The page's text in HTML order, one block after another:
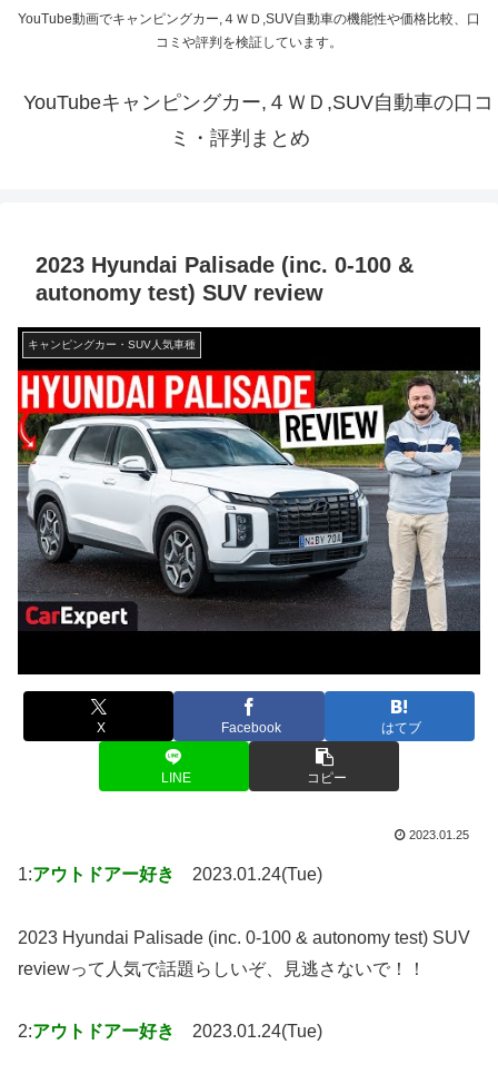
YouTube動画でキャンピングカー,４ＷＤ,SUV自動車の機能性や価格比較、口
コミや評判を検証しています。
YouTubeキャンピングカー,４ＷＤ,SUV自動車の口コ
ミ・評判まとめ
2023 Hyundai Palisade (inc. 0-100 &
autonomy test) SUV review
キャンピングカー・SUV人気車種
X Facebook はてブ
LINE コピー
2023.01.25
1:アウトドアー好き 2023.01.24(Tue)
2023 Hyundai Palisade (inc. 0-100 & autonomy test) SUV
reviewって人気で話題らしいぞ、見逃さないで！！
2:アウトドアー好き 2023.01.24(Tue)